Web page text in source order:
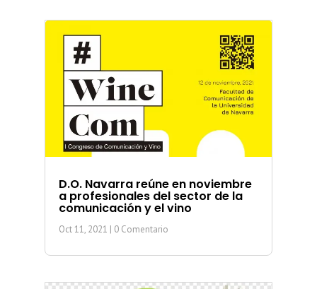
D.O. Navarra reúne en noviembre
a profesionales del sector de la
comunicación y el vino
Oct 11, 2021 | 0 Comentario